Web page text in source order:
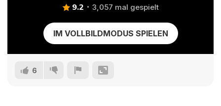
9.2 3,057 mal gespielt
IM VOLLBILDMODUS SPIELEN
6